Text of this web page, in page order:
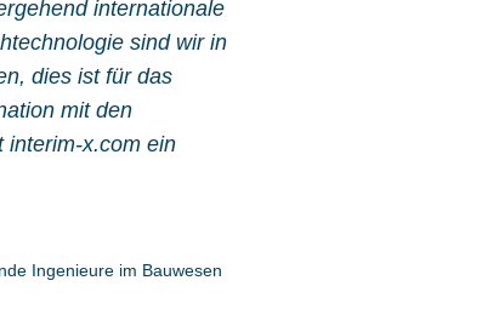
internationale
sind wir in
dies ist für das
mit den
interim-x.com ein
Ingenieure im Bauwesen